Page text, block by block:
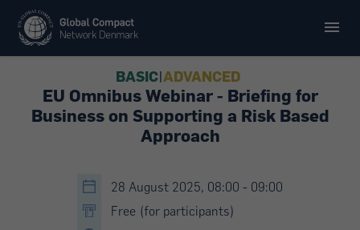
BASIC|ADVANCED
EU Omnibus Webinar - Briefing for
Business on Supporting a Risk Based
Approach
28 August 2025, 08:00 - 09:00
Free (for participants)